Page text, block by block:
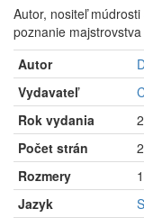
Autor, nositeľ
poznanie
Autor
Vydavateľ
Rok vydania
Počet strán
Rozmery
Jazyk